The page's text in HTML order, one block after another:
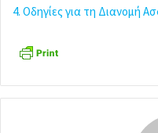
i
4. Οδηγίες για τη Διανομή